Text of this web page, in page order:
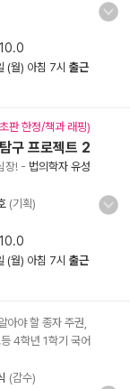
10.0
(월) 아침 7시 출근
판 한정/책과 래핑)
구 프로젝트 2
장! - 법의학자 유성
(기획)
10.0
(월) 아침 7시 출근
아야 할 종자 주권,
4학년 1학기 국어
(감수)